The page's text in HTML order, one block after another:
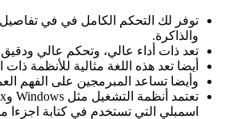
توفر لك التحكم الكامل في في
والذاكرة.
تعد ذات أداء عالي، وتحكم عالي
أيضا تعد هذه اللغة مثالية للأنظمة
وأيضا تساعد المبرمجين على الفهم
اسمبلي التي تستخدم في كتابة اجزءا